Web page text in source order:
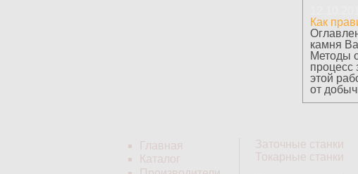
Как
камня
Методы
процесс
этой
от
Главная
Каталог
Заточные станки
Токарные станки